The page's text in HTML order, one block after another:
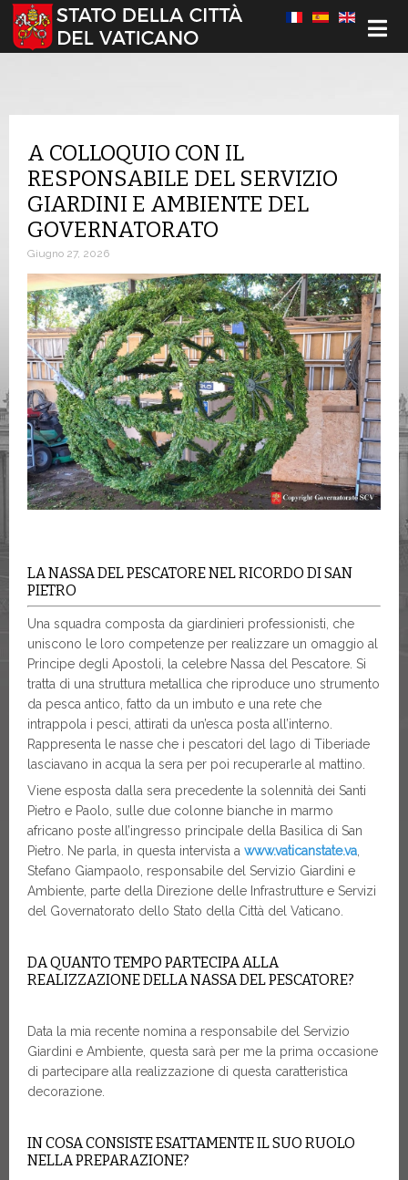
Seleziona la tua lingua
A COLLOQUIO CON IL
RESPONSABILE DEL SERVIZIO
GIARDINI E AMBIENTE DEL
GOVERNATORATO
Giugno 27, 2026
LA NASSA DEL PESCATORE NEL RICORDO DI SAN
PIETRO
Una squadra composta da giardinieri professionisti, che
uniscono le loro competenze per realizzare un omaggio al
Principe degli Apostoli, la celebre Nassa del Pescatore. Si
tratta di una struttura metallica che riproduce uno strumento
da pesca antico, fatto da un imbuto e una rete che
intrappola i pesci, attirati da un’esca posta all’interno.
Rappresenta le nasse che i pescatori del lago di Tiberiade
lasciavano in acqua la sera per poi recuperarle al mattino.
Viene esposta dalla sera precedente la solennità dei Santi
Pietro e Paolo, sulle due colonne bianche in marmo
africano poste all’ingresso principale della Basilica di San
Pietro. Ne parla, in questa intervista a www.vaticanstate.va
Stefano Giampaolo, responsabile del Servizio Giardini e
Ambiente, parte della Direzione delle Infrastrutture e Servizi
del Governatorato dello Stato della Città del Vaticano.
DA QUANTO TEMPO PARTECIPA ALLA
REALIZZAZIONE DELLA NASSA DEL PESCATORE?
Data la mia recente nomina a responsabile del Servizio
Giardini e Ambiente, questa sarà per me la prima occasione
di partecipare alla realizzazione di questa caratteristica
decorazione.
IN COSA CONSISTE ESATTAMENTE IL SUO RUOLO
NELLA PREPARAZIONE?